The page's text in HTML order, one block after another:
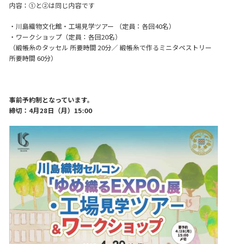
内容：①と②は同じ内容です
・川島織物文化館・工場見学ツアー （定員：各回40名）
・ワークショップ（定員：各回20名）
（緞帳糸のタッセル 所要時間 20分／ 緞帳糸で作るミニタペストリー
所要時間 60分）
事前予約制となっています。
締切：4月28日（月）15:00